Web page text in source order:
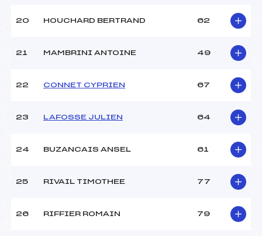
20 HOUCHARD BERTRAND 62
21 MAMBRINI ANTOINE 49
22 CONNET CYPRIEN 67
23 LAFOSSE JULIEN 64
24 BUZANCAIS ANSEL 61
25 RIVAIL TIMOTHEE 77
26 RIFFIER ROMAIN 79